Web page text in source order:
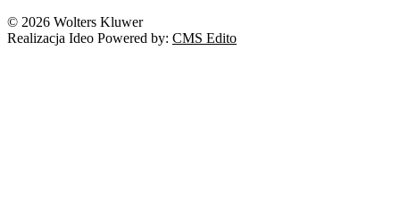
© 2026 Wolters Kluwer
Realizacja Ideo Powered by: CMS Edito